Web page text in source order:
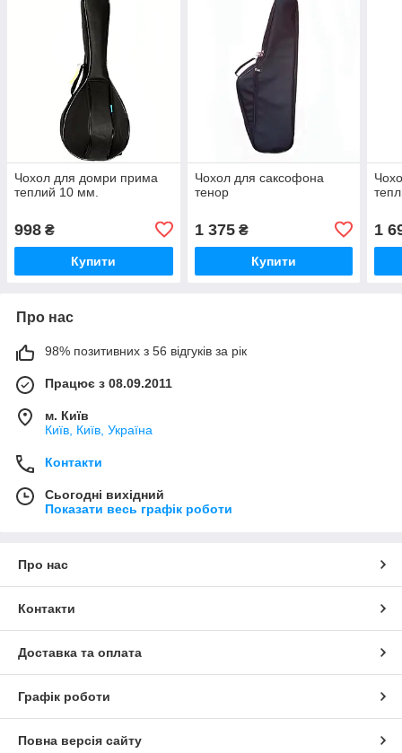
Чохол для домри прима
теплий 10 мм.
998 ₴
Купити
Чохол для саксофона
тенор
1 375₴
Купити
1
Про нас
98% позитивних з 56 відгуків за рік
Працює з 08.09.2011
м. Київ
Київ, Київ, Україна
Контакти
Сьогодні вихідний
Показати весь графік роботи
Про нас
Контакти
Доставка та оплата
Графік роботи
Повна версія сайту